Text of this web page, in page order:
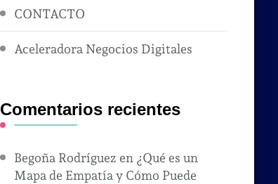
CONTACTO
Aceleradora Negocios Digitales
Comentarios recientes
Begoña Rodríguez en ¿Qué es un
Mapa de Empatía y Cómo Puede